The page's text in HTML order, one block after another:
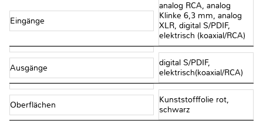
Eingänge
analog RCA, analog
Klinke 6,3 mm, analog
XLR, digital S/PDIF,
elektrisch (koaxial/RCA)
Ausgänge
digital S/PDIF,
elektrisch(koaxial/RCA)
Oberflächen
Kunststofffolie rot,
schwarz